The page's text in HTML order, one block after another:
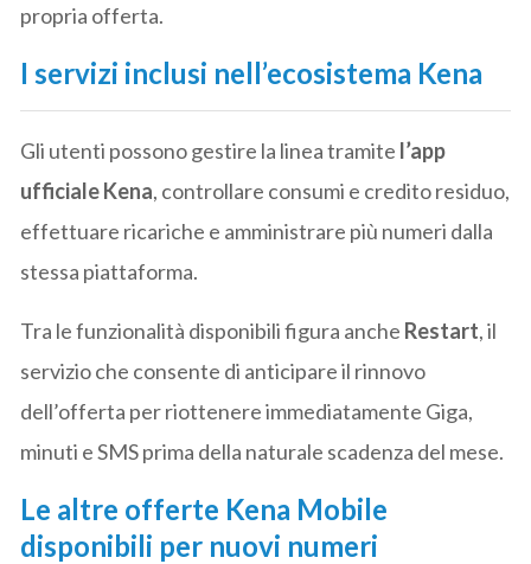
propria offerta.
I servizi inclusi nell’ecosistema Kena
Gli utenti possono gestire la linea tramite l’app
ufficiale Kena, controllare consumi e credito residuo,
effettuare ricariche e amministrare più numeri dalla
stessa piattaforma.
Tra le funzionalità disponibili figura anche Restart, il
servizio che consente di anticipare il rinnovo
dell’offerta per riottenere immediatamente Giga,
minuti e SMS prima della naturale scadenza del mese.
Le altre offerte Kena Mobile
disponibili per nuovi numeri